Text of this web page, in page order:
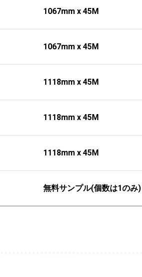
1067mm x 45M
1067mm x 45M
1118mm x 45M
1118mm x 45M
1118mm x 45M
無料サンプル(個数は1のみ)